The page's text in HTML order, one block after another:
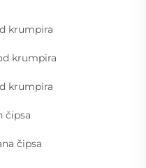
krumpira
krumpira
krumpira
čipsa
čipsa